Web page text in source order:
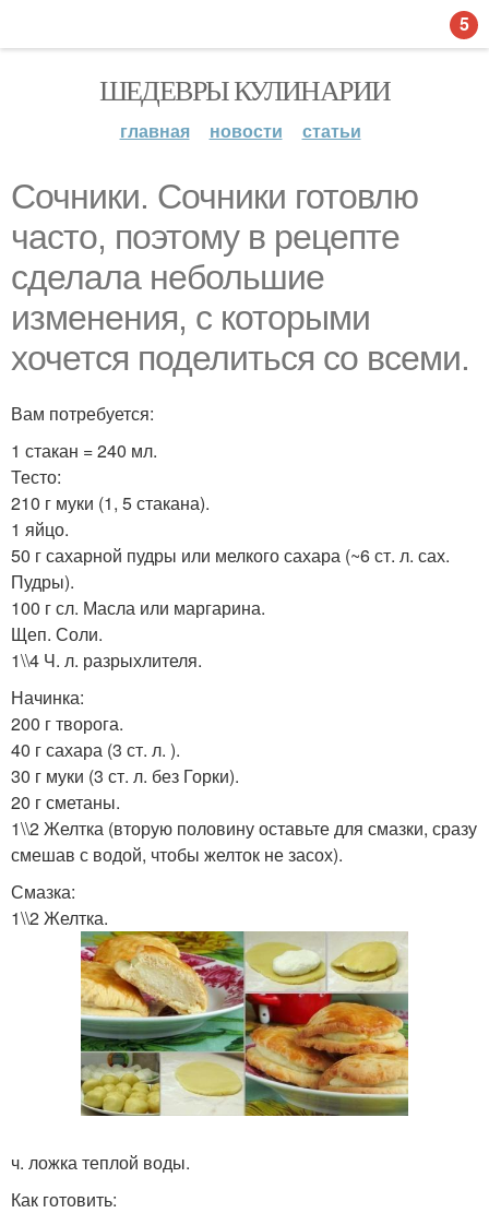
ШЕДЕВРЫ КУЛИНАРИИ
главная новости статьи
Сочники. Сочники готовлю
часто, поэтому в рецепте
сделала небольшие
изменения, с которыми
хочется поделиться со всеми.
Вам потребуется:
1 стакан = 240 мл.
Тесто:
210 г муки (1, 5 стакана).
1 яйцо.
50 г сахарной пудры или мелкого сахара (~6 ст. л. сах.
Пудры).
100 г сл. Масла или маргарина.
Щеп. Соли.
1\\4 Ч. л. разрыхлителя.
Начинка:
200 г творога.
40 г сахара (3 ст. л. ).
30 г муки (3 ст. л. без Горки).
20 г сметаны.
1\\2 Желтка (вторую половину оставьте для смазки, сразу
смешав с водой, чтобы желток не засох).
Смазка:
1\\2 Желтка.
ч. ложка теплой воды.
Как готовить:
5